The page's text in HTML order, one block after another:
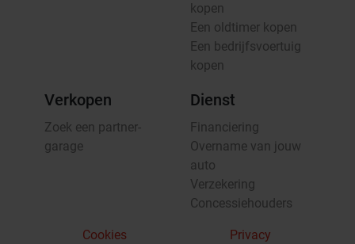
kopen
Een oldtimer kopen
Een bedrijfsvoertuig
kopen
Verkopen
Zoek een partner-
garage
Dienst
Financiering
Overname van jouw
auto
Verzekering
Concessiehouders
Cookies Privacy